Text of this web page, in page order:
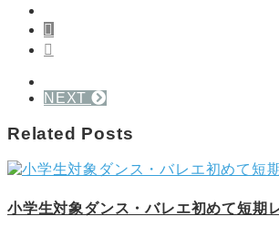
NEXT
Related Posts
小学生対象ダンス・バレエ初めて短期